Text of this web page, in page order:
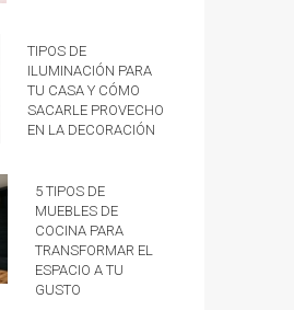
Tipos de
iluminación para
tu casa y cómo
sacarle provecho
en la decoración
5 tipos de
muebles de
cocina para
transformar el
espacio a tu
gusto